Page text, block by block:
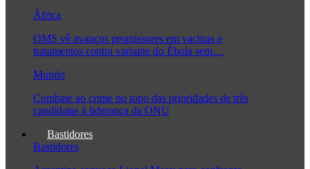
África
OMS vê avanços promissores em vacinas e
tratamentos contra variante do Ébola sem…
Mundo
Combate ao crime no topo das prioridades de três
candidatas à liderança da ONU
Bastidores
Bastidores